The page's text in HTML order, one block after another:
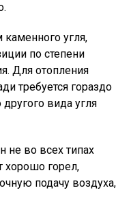
угля,
по степени
Для отопления
требуется гораздо
вида угля
не во всех типах
хорошо горел,
подачу воздуха,